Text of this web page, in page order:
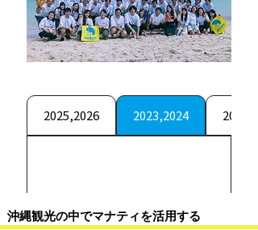
2025,2026 2023,2024 2022,
沖縄観光の中でマナティを活用する